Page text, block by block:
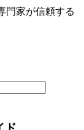
門家が信頼する